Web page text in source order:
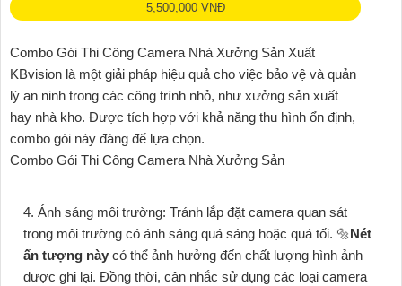
5,500,000 VNĐ
Combo Gói Thi Công Camera Nhà Xưởng Sản Xuất
KBvision là một giải pháp hiệu quả cho việc bảo vệ và quản
lý an ninh trong các công trình nhỏ, như xưởng sản xuất
hay nhà kho. Được tích hợp với khả năng thu hình ổn định,
combo gói này đáng để lựa chọn.
Combo Gói Thi Công Camera Nhà Xưởng Sản
4. Ánh sáng môi trường: Tránh lắp đặt camera quan sát
trong môi trường có ánh sáng quá sáng hoặc quá tối. 🔩Nét
ấn tượng này có thể ảnh hưởng đến chất lượng hình ảnh
được ghi lại. Đồng thời, cân nhắc sử dụng các loại camera